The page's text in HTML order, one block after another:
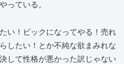
っている。
い！ビックになってやる！売れ
したい！とか不純な欲まみれな
して性格が悪かった訳じゃない